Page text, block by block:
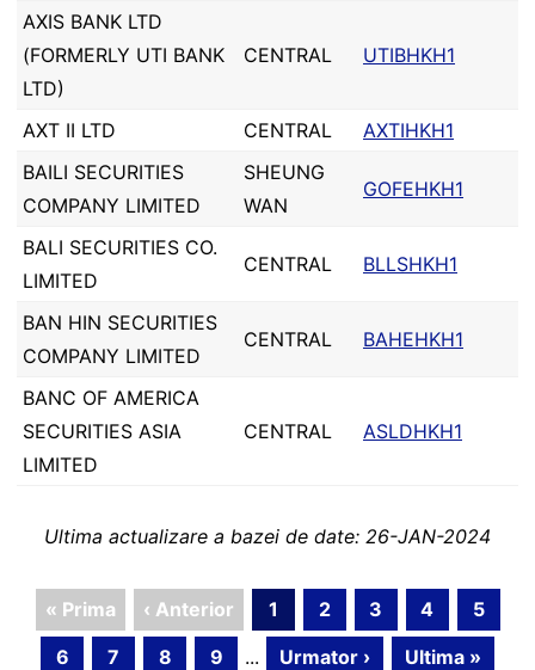
AXIS BANK LTD
(FORMERLY UTI BANK
LTD)
CENTRAL UTIBHKH1
AXT II LTD CENTRAL
AXTIHKH1
BAILI SECURITIES
COMPANY LIMITED
SHEUNG
WAN
GOFEHKH1
BALI SECURITIES CO.
LIMITED
CENTRAL BLLSHKH1
BAN HIN SECURITIES
COMPANY LIMITED
CENTRAL BAHEHKH1
BANC OF AMERICA
SECURITIES ASIA
LIMITED
CENTRAL ASLDHKH1
Ultima actualizare a bazei de date: 26-JAN-2024
« Prima ‹ Anterior 1 2 3 4
5
6
7 8 9 ... Urmator › Ultima »